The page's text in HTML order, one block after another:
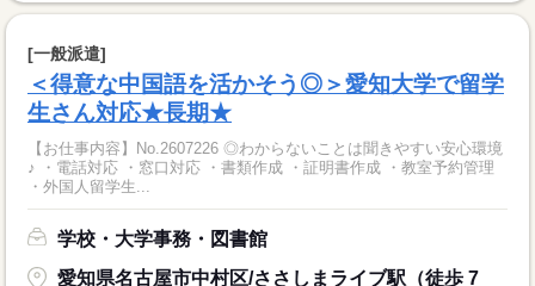
[一般派遣]
＜得意な中国語を活かそう◎＞愛知大学で留学
生さん対応★長期★
【お仕事内容】No.2607226 ◎わからないことは聞きやすい安心環境
♪ ・電話対応 ・窓口対応 ・書類作成 ・証明書作成 ・教室予約管理
・外国人留学生...
学校・大学事務・図書館
愛知県名古屋市中村区/ささしまライブ駅（徒歩 7